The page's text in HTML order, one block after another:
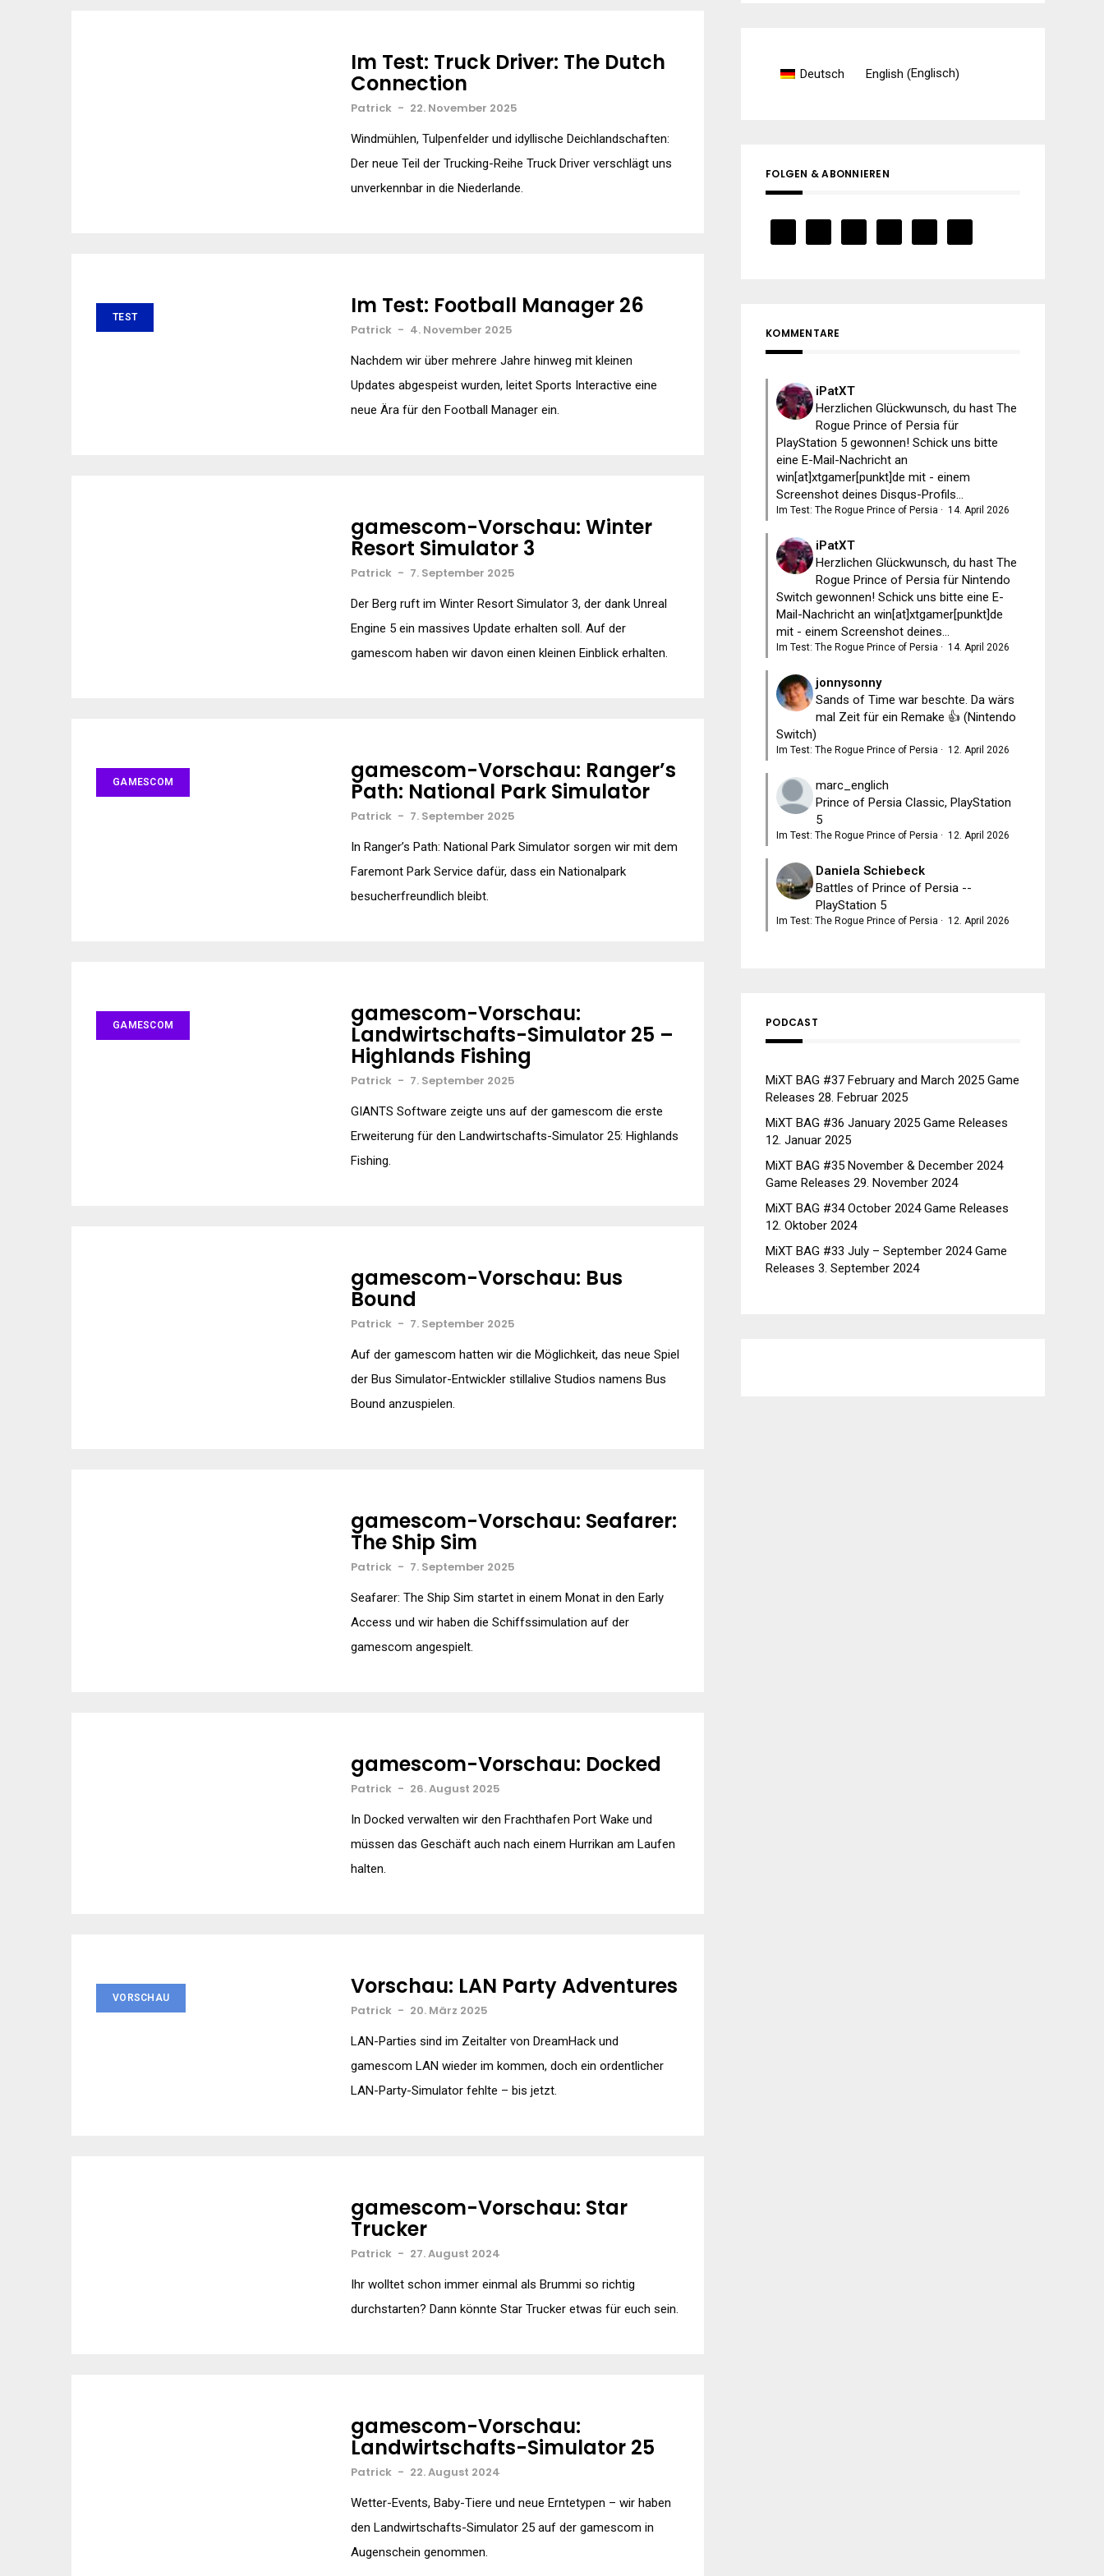
Im Test: Truck Driver: The Dutch
Connection
Patrick - 22. November 2025
Windmühlen, Tulpenfelder und idyllische Deichlandschaften:
Der neue Teil der Trucking-Reihe Truck Driver verschlägt uns
unverkennbar in die Niederlande.
TEST Im Test: Football Manager 26
Patrick - 4. November 2025
Nachdem wir über mehrere Jahre hinweg mit kleinen
Updates abgespeist wurden, leitet Sports Interactive eine
neue Ära für den Football Manager ein.
gamescom-Vorschau: Winter
Resort Simulator 3
Patrick - 7. September 2025
Der Berg ruft im Winter Resort Simulator 3, der dank Unreal
Engine 5 ein massives Update erhalten soll. Auf der
gamescom haben wir davon einen kleinen Einblick erhalten.
GAMESCOM gamescom-Vorschau: Ranger’s
Path: National Park Simulator
Patrick - 7. September 2025
In Ranger’s Path: National Park Simulator sorgen wir mit dem
Faremont Park Service dafür, dass ein Nationalpark
besucherfreundlich bleibt.
GAMESCOM gamescom-Vorschau:
Landwirtschafts-Simulator 25 –
Highlands Fishing
Patrick - 7. September 2025
GIANTS Software zeigte uns auf der gamescom die erste
Erweiterung für den Landwirtschafts-Simulator 25: Highlands
Fishing.
gamescom-Vorschau: Bus
Bound
Patrick - 7. September 2025
Auf der gamescom hatten wir die Möglichkeit, das neue Spiel
der Bus Simulator-Entwickler stillalive Studios namens Bus
Bound anzuspielen.
gamescom-Vorschau: Seafarer:
The Ship Sim
Patrick - 7. September 2025
Seafarer: The Ship Sim startet in einem Monat in den Early
Access und wir haben die Schiffssimulation auf der
gamescom angespielt.
gamescom-Vorschau: Docked
Patrick - 26. August 2025
In Docked verwalten wir den Frachthafen Port Wake und
müssen das Geschäft auch nach einem Hurrikan am Laufen
halten.
VORSCHAU Vorschau: LAN Party Adventures
Patrick - 20. März 2025
LAN-Parties sind im Zeitalter von DreamHack und
gamescom LAN wieder im kommen, doch ein ordentlicher
LAN-Party-Simulator fehlte – bis jetzt.
gamescom-Vorschau: Star
Trucker
Patrick - 27. August 2024
Ihr wolltet schon immer einmal als Brummi so richtig
durchstarten? Dann könnte Star Trucker etwas für euch sein.
gamescom-Vorschau:
Landwirtschafts-Simulator 25
Patrick - 22. August 2024
Wetter-Events, Baby-Tiere und neue Erntetypen – wir haben
den Landwirtschafts-Simulator 25 auf der gamescom in
Augenschein genommen.
Deutsch English (Englisch)
FOLGEN & ABONNIEREN
KOMMENTARE
iPatXT
Herzlichen Glückwunsch, du hast The
Rogue Prince of Persia für
PlayStation 5 gewonnen! Schick uns bitte
eine E-Mail-Nachricht an
win[at]xtgamer[punkt]de mit - einem
Screenshot deines Disqus-Profils...
Im Test: The Rogue Prince of Persia · 14. April 2026
iPatXT
Herzlichen Glückwunsch, du hast The
Rogue Prince of Persia für Nintendo
Switch gewonnen! Schick uns bitte eine E-
Mail-Nachricht an win[at]xtgamer[punkt]de
mit - einem Screenshot deines...
Im Test: The Rogue Prince of Persia · 14. April 2026
jonnysonny
Sands of Time war beschte. Da wärs
mal Zeit für ein Remake 👍 (Nintendo
Switch)
Im Test: The Rogue Prince of Persia · 12. April 2026
marc_englich
Prince of Persia Classic, PlayStation
5
Im Test: The Rogue Prince of Persia · 12. April 2026
Daniela Schiebeck
Battles of Prince of Persia --
PlayStation 5
Im Test: The Rogue Prince of Persia · 12. April 2026
PODCAST
MiXT BAG #37 February and March 2025 Game
Releases 28. Februar 2025
MiXT BAG #36 January 2025 Game Releases
12. Januar 2025
MiXT BAG #35 November & December 2024
Game Releases 29. November 2024
MiXT BAG #34 October 2024 Game Releases
12. Oktober 2024
MiXT BAG #33 July – September 2024 Game
Releases 3. September 2024